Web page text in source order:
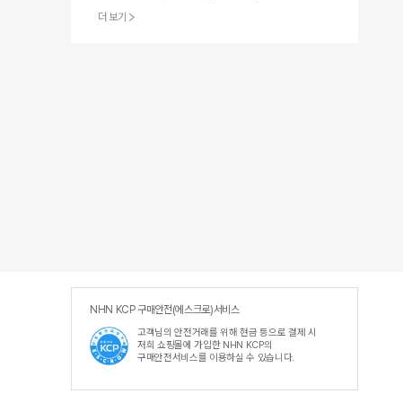
더 보기
NHN KCP 구매안전(에스크로)서비스
고객님의 안전거래를 위해 현금 등으로 결제 시
저희 쇼핑몰에 가입한 NHN KCP의
구매안전서비스를 이용하실 수 있습니다.